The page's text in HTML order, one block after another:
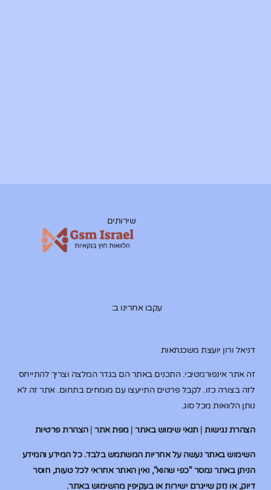
דניאל ורון יועצת משכנתאות
זה אתר אינפורמטיבי. התכנים באתר הם בגדר המלצה וצריך להתייחס
לזה בצורה כזו. לקבל פרטים התייעצו עם מומחים בתחום. אתר זה לא
נותן הלוואות מכל סוג.
הצהרת נגישות|תנאי שימוש באתר|מפת אתר|הצהרת פרטיות
השימוש באתר נעשה על אחריות המשתמש בלבד. כל המידע והמידע
הניתן באתר נמסר "כפי שהוא", ואין האתר אחראי לכל טעות, חוסר
דיוק, או נזק שייגרם ישירות או בעקיפין מהשימוש באתר.
שירותים
עקבו אחרינו ב: